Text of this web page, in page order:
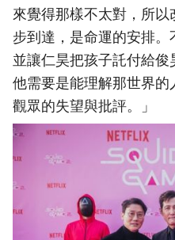
來覺得那樣不太對，所
步到達，是命運的安排。
並讓仁昊把孩子託付給
他需要是能理解那世界
觀眾的失望與批評。」